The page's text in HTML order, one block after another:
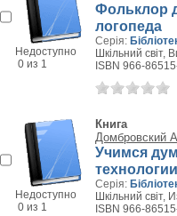
Недоступно
0 из 1
Фольклор
логопеда
Серія:
Шкільний світ,
ISBN 966-
Недоступно
0 из 1
Книга
Домбровский
Учимся
технологии
Серія:
Шкільний світ,
ISBN 966-